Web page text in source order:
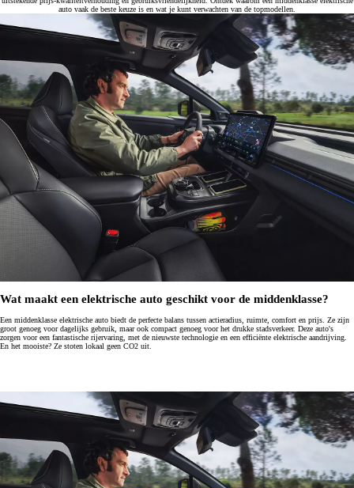
auto vaak de beste keuze is en wat je kunt verwachten van de topmodellen.
Wat maakt een elektrische auto geschikt voor de middenklasse?
Een middenklasse elektrische auto biedt de perfecte balans tussen actieradius, ruimte, comfort en prijs. Ze zijn
groot genoeg voor dagelijks gebruik, maar ook compact genoeg voor het drukke stadsverkeer. Deze auto's
zorgen voor een fantastische rijervaring, met de nieuwste technologie en een efficiënte elektrische aandrijving.
En het mooiste? Ze stoten lokaal geen CO2 uit.